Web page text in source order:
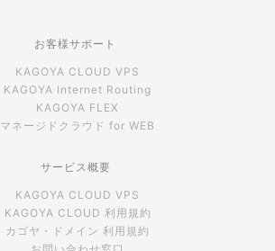
お客様サポート
KAGOYA CLOUD VPS
KAGOYA Internet Routing
KAGOYA FLEX
マネージドクラウド for WEB
サービス概要
KAGOYA CLOUD VPS
KAGOYA CLOUD 利用規約
カゴヤ・ドメイン 利用規約